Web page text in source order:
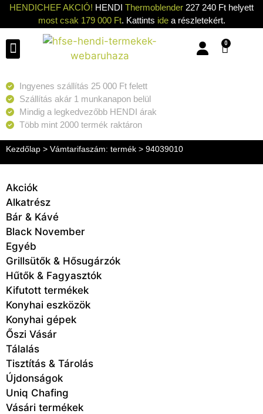
HENDICHEF AKCIÓ! HENDI Thermoblender 227 240 Ft helyett
most csak 179 000 Ft. Kattints idea részletekért.
0
Ingyenes szállítás 25 000 Ft felett
Szállítás akár 1 munkanapon belül
Mindig a legkedvezőbb HENDI árak
Több mint 2000 termék raktáron
Kezdőlap > Vámtarifaszám: termék > 94039010
Akciók
Alkatrész
Bár & Kávé
Black November
Egyéb
Grillsütők & Hősugárzók
Hűtők & Fagyasztók
Kifutott termékek
Konyhai eszközök
Konyhai gépek
Őszi Vásár
Tálalás
Tisztítás & Tárolás
Újdonságok
Uniq Chafing
Vásári termékek